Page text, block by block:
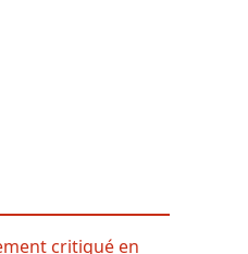
critiqué en